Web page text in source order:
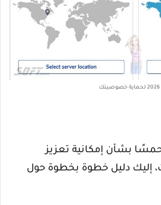
بشأن إمكانية تعزيز
إليك دليل خطوة بخطوة حول